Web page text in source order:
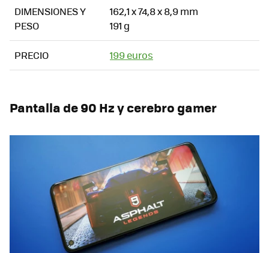
DIMENSIONES Y
PESO
162,1 x 74,8 x 8,9 mm
191 g
PRECIO 199 euros
Pantalla de 90 Hz y cerebro gamer